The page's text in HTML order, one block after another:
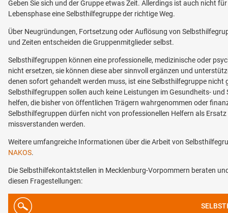
Geben Sie sich und der Gruppe etwas Zeit. Allerdings ist auch nicht
Lebensphase eine Selbsthilfegruppe der richtige Weg.
Über Neugründungen, Fortsetzung oder Auflösung von
und Zeiten entscheiden die Gruppenmitglieder selbst.
Selbsthilfegruppen können eine professionelle, medizinische oder
nicht ersetzen, sie können diese aber sinnvoll ergänzen und
denen sofort gehandelt werden muss, ist eine Selbsthilfegruppe nicht
Selbsthilfegruppen sollen auch keine Leistungen im Gesundheits- und
helfen, die bisher von öffentlichen Trägern wahrgenommen oder
Selbsthilfegruppen dürfen nicht von professionellen Helfern als
missverstanden werden.
Weitere umfangreiche Informationen über die Arbeit von
NAKOS.
Die Selbsthilfekontaktstellen in Mecklenburg-Vorpommern beraten
diesen Fragestellungen: